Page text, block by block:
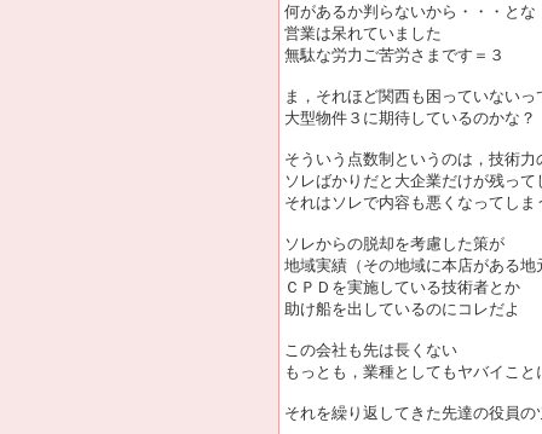
何があるか判らないから・・・とな
営業は呆れていました
無駄な労力ご苦労さまです＝３
ま，それほど関西も困っていないっ
大型物件３に期待しているのかな
そういう点数制というのは，技術
ソレばかりだと大企業だけが残って
それはソレで内容も悪くなってしま
ソレからの脱却を考慮した策が
地域実績（その地域に本店がある地
ＣＰＤを実施している技術者とか
助け船を出しているのにコレだよ
この会社も先は長くない
もっとも，業種としてもヤバイこ
それを繰り返してきた先達の役員の